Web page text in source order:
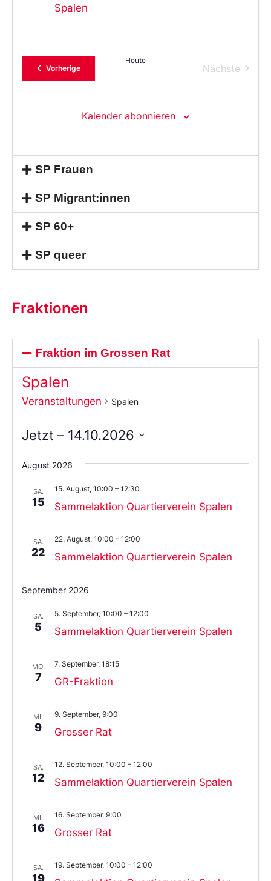
Spalen
VorherigeVeranstaltungen
Heute
Nächste
Kalender abonnieren
SP Frauen
SP Migrant:innen
SP 60+
SP queer
Fraktionen
Fraktion im Grossen Rat
Spalen
Veranstaltungen Spalen
Jetzt – 14.10.2026
Sie
das
aus.
August 2026
SA.
15 Sammelaktion Quartierverein Spalen
15. August, 10:00 – 12:30
SA.
22 Sammelaktion Quartierverein Spalen
22. August, 10:00 – 12:00
September 2026
SA.
5 Sammelaktion Quartierverein Spalen
5. September, 10:00 – 12:00
MO.
7 GR-Fraktion
7. September, 18:15
MI.
9 Grosser Rat
9. September, 9:00
SA.
12 Sammelaktion Quartierverein Spalen
12. September, 10:00 – 12:00
MI.
16 Grosser Rat
16. September, 9:00
SA.
19
19. September, 10:00 – 12:00